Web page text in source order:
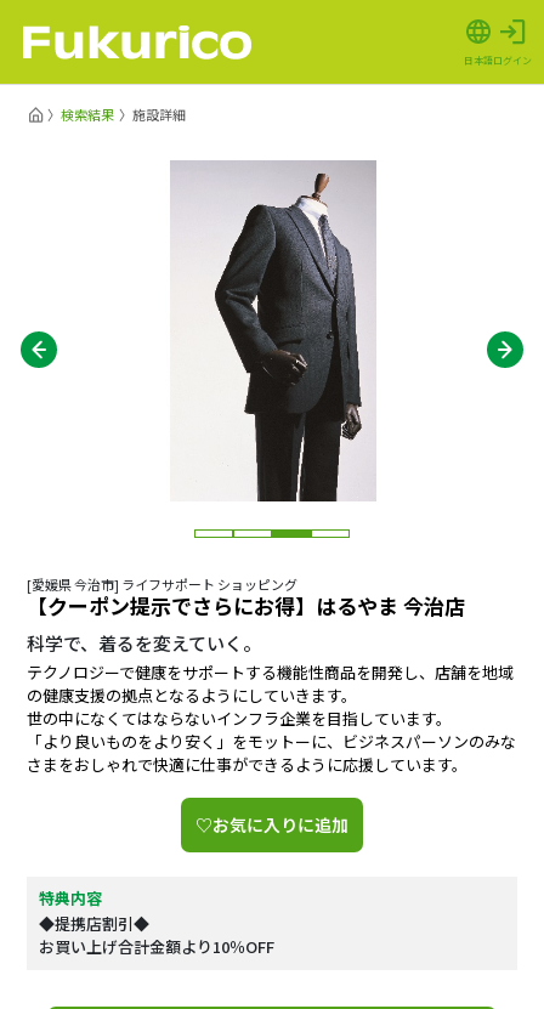
日本語ログイン
検索結果 施設詳細
[愛媛県 今治市] ライフサポート ショッピング
【クーポン提示でさらにお得】はるやま 今治店
科学で、着るを変えていく。
テクノロジーで健康をサポートする機能性商品を開発し、店舗を地域
の健康支援の拠点となるようにしていきます。
世の中になくてはならないインフラ企業を目指しています。
「より良いものをより安く」をモットーに、ビジネスパーソンのみな
さまをおしゃれで快適に仕事ができるように応援しています。
♡お気に入りに追加
特典内容
◆提携店割引◆
お買い上げ合計金額より10％OFF